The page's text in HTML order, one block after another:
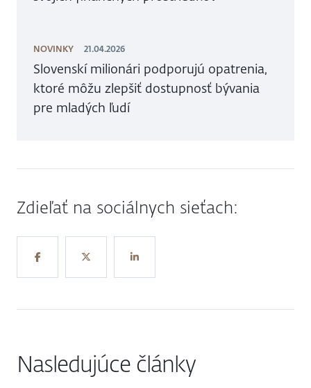
NOVINKY 21.04.2026
Slovenskí milionári podporujú opatrenia,
ktoré môžu zlepšiť dostupnosť bývania
pre mladých ľudí
Zdieľať na sociálnych sieťach:
Nasledujúce články